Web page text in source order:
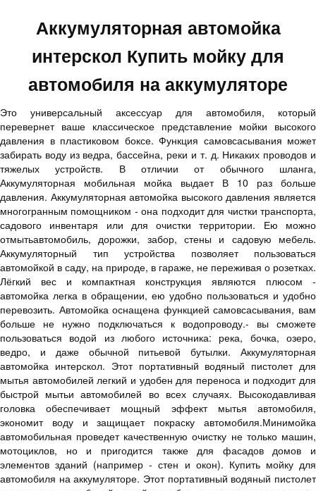
Аккумуляторная автомойка
интерскол Купить мойку для
автомобиля на аккумуляторе
Это универсальный аксессуар для автомобиля, который
перевернет ваше классическое представление мойки высокого
давления в пластиковом боксе. Функция самовсасывания может
забирать воду из ведра, бассейна, реки и т. д. Никаких проводов и
тяжелых устройств. В отличии от обычного шланга,
Аккумуляторная мобильная мойка выдает В 10 раз больше
давления. Аккумуляторная автомойка высокого давления является
многогранным помощником - она подходит для чистки транспорта,
садового инвентаря или для очистки территории. Ею можно
отмытьавтомобиль, дорожки, забор, стены и садовую мебель.
Аккумуляторный тип устройства позволяет пользоваться
автомойкой в саду, на природе, в гараже, не переживая о розетках.
Лёгкий вес и компактная конструкция являются плюсом -
автомойка легка в обращении, ею удобно пользоваться и удобно
перевозить. Автомойка оснащена функцией самовсасывания, вам
больше не нужно подключаться к водопроводу.- вы сможете
пользоваться водой из любого источника: река, бочка, озеро,
ведро, и даже обычной питьевой бутылки. Аккумуляторная
автомойка интерскол. Этот портативный водяный пистолет для
мытья автомобилей легкий и удобен для переноса и подходит для
быстрой мытьи автомобилей во всех случаях. Высокодавливая
головка обеспечивает мощный эффект мытья автомобиля,
экономит воду и защищает покраску автомобиля.Минимойка
автомобильная проведет качественную очистку не только машин,
мотоциклов, но и пригодится также для фасадов домов и
элементов зданий (например - стен и окон). Купить мойку для
автомобиля на аккумуляторе. Этот портативный водяный пистолет